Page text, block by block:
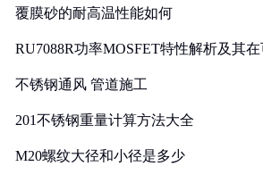
覆膜砂的耐高温性能如何
RU7088R功率MOSFET特性解析及其
不锈钢通风 管道施工
201不锈钢重量计算方法大全
M20螺纹大径和小径是多少